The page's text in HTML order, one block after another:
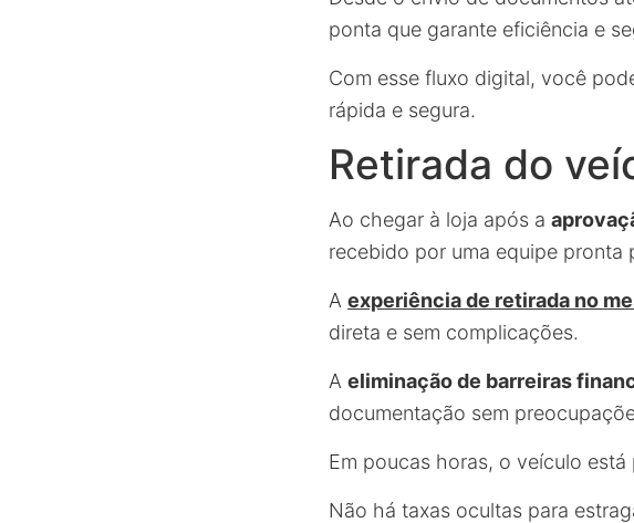
ponta que garante eficiência e
Com esse fluxo digital, você
rápida e segura.
Retirada do
Ao chegar à loja após a
recebido por uma equipe pronta
A experiência de retirada no
direta e sem complicações.
A eliminação de barreiras
documentação sem
Em poucas horas, o veículo
Não há taxas ocultas para